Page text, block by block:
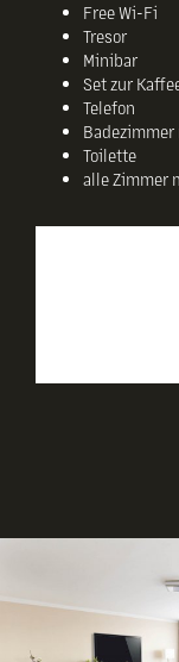
Free Wi-Fi
Tresor
Minibar
Set zur
Telefon
Toilette
alle Zimmer